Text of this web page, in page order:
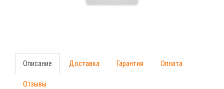
Описание Доставка Гарантия Оплата
Отзывы